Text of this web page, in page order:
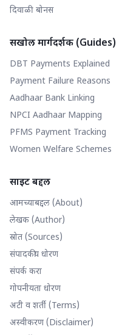
दिवाळी बोनस
सखोल मार्गदर्शक (Guides)
DBT Payments Explained
Payment Failure Reasons
Aadhaar Bank Linking
NPCI Aadhaar Mapping
PFMS Payment Tracking
Women Welfare Schemes
साइट बद्दल
आमच्याबद्दल (About)
लेखक (Author)
स्रोत (Sources)
संपादकीय धोरण
संपर्क करा
गोपनीयता धोरण
अटी व शर्ती (Terms)
अस्वीकरण (Disclaimer)